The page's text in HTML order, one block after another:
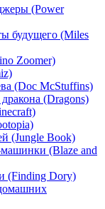
(Power
будущего (Miles
Zoomer)
(Doc McStuffins)
(Dragons)
(Jungle Book)
(Blaze and
(Finding Dory)